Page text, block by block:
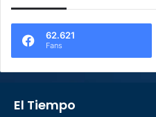
62.621
Fans
El Tiempo